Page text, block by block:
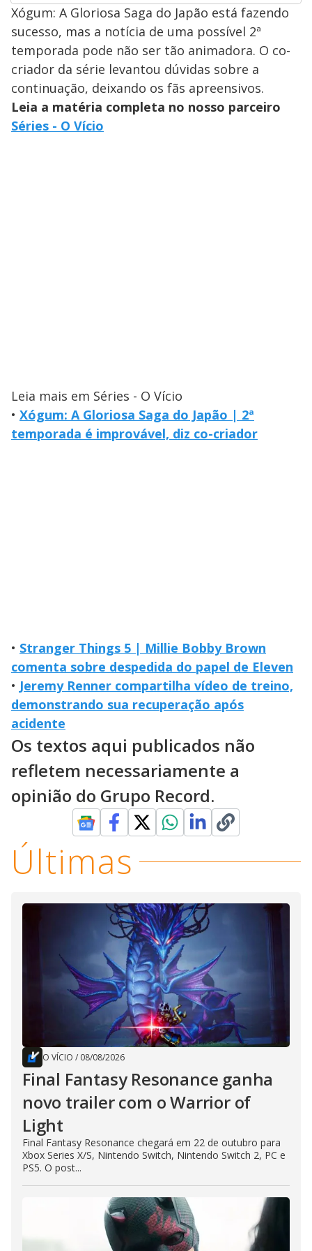
Xógum: A Gloriosa Saga do Japão está fazendo
sucesso, mas a notícia de uma possível 2ª
temporada pode não ser tão animadora. O co-
criador da série levantou dúvidas sobre a
continuação, deixando os fãs apreensivos.
Leia a matéria completa no nosso parceiro
Séries - O Vício
Leia mais em Séries - O Vício
• Xógum: A Gloriosa Saga do Japão | 2ª
temporada é improvável, diz co-criador
• Stranger Things 5 | Millie Bobby Brown
comenta sobre despedida do papel de Eleven
• Jeremy Renner compartilha vídeo de treino,
demonstrando sua recuperação após
acidente
Os textos aqui publicados não
refletem necessariamente a
opinião do Grupo Record.
Últimas
O VÍCIO / 08/08/2026
Final Fantasy Resonance ganha
novo trailer com o Warrior of
Light
Final Fantasy Resonance chegará em 22 de outubro para
Xbox Series X/S, Nintendo Switch, Nintendo Switch 2, PC e
PS5. O post...